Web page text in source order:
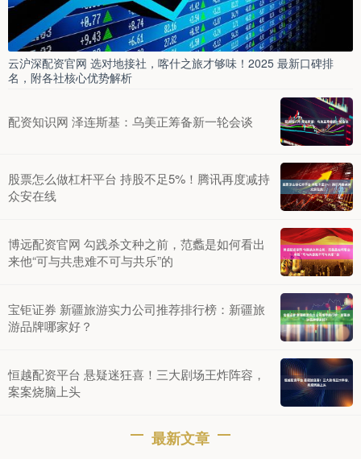
云沪深配资官网 选对地接社，喀什之旅才够味！2025 最新口碑排
名，附各社核心优势解析
配资知识网 泽连斯基：乌美正筹备新一轮会谈
股票怎么做杠杆平台 持股不足5%！腾讯再度减持
众安在线
博远配资官网 勾践杀文种之前，范蠡是如何看出
来他“可与共患难不可与共乐”的
宝钜证券 新疆旅游实力公司推荐排行榜：新疆旅
游品牌哪家好？
恒越配资平台 悬疑迷狂喜！三大剧场王炸阵容，
案案烧脑上头
最新文章